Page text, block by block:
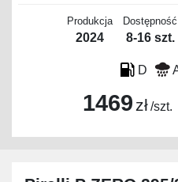
Produkcja
2024
Dostępność
8-16 szt.
D
1469 zł/szt.